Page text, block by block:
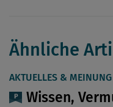
Ähnliche
AKTUELLES & MEINUNG
Wissen,